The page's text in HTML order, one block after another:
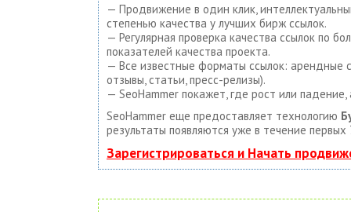
— Продвижение в один клик,
степенью качества у лучших бирж ссылок.
— Регулярная проверка качества ссылок по
показателей качества проекта.
— Все известные форматы ссылок: арендные
отзывы, статьи, пресс-релизы).
— SeoHammer покажет, где рост или
SeoHammer еще предоставляет технологию
результаты появляются уже в течение первых
Зарегистрироваться и Начать